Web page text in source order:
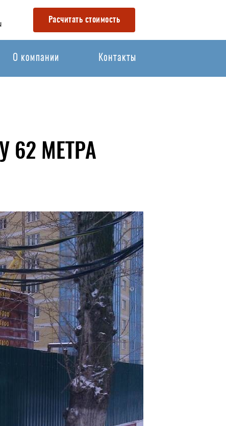
Расчитать стоимость
О компании Контакты
62 МЕТРА